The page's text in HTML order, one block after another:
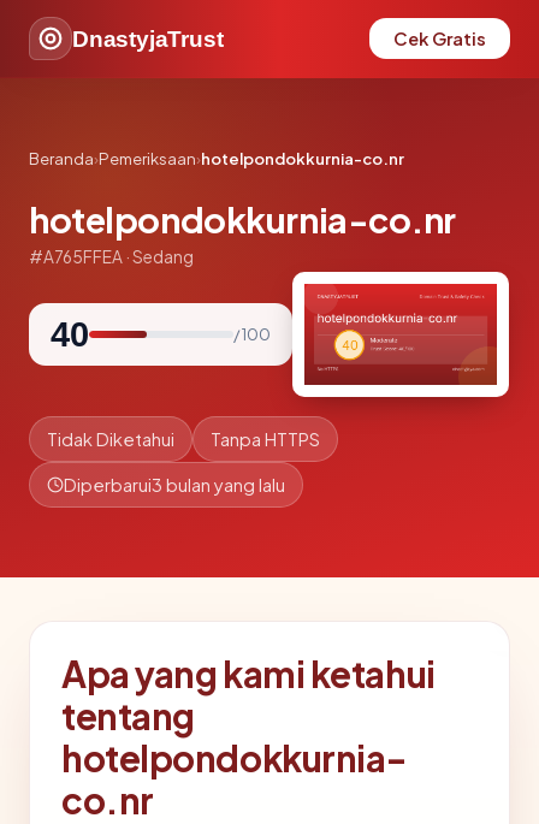
DnastyjaTrust Cek Gratis
Beranda›Pemeriksaan›hotelpondokkurnia-co.nr
hotelpondokkurnia-co.nr
#A765FFEA · Sedang
40 / 100
Tidak Diketahui Tanpa HTTPS
Diperbarui3 bulan yang lalu
Apa yang kami ketahui
tentang
hotelpondokkurnia-
co.nr